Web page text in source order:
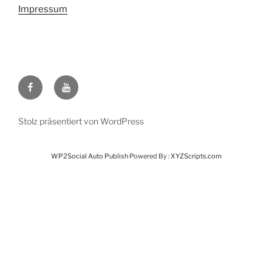
Impressum
FacebookYoutube
Stolz präsentiert von WordPress
WP2Social Auto PublishPowered By :XYZScripts.com